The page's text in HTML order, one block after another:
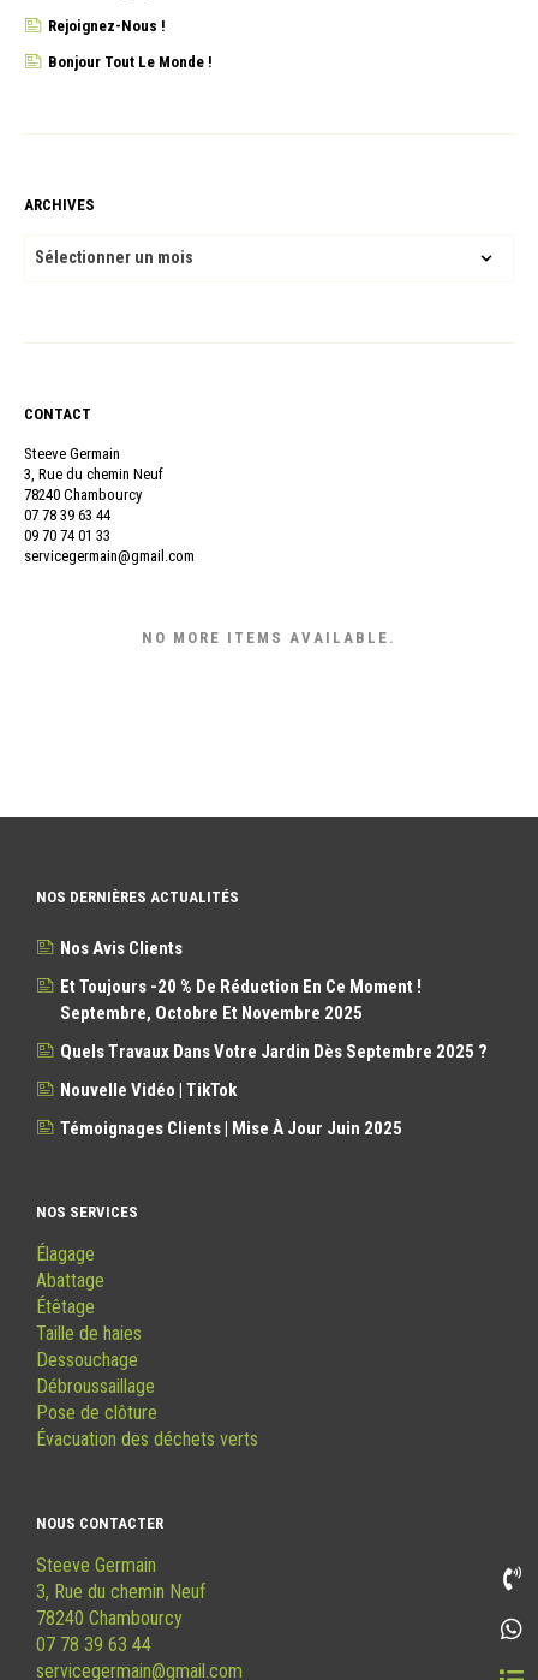
Rejoignez-Nous !
Bonjour Tout Le Monde !
ARCHIVES
ARCHIVES
CONTACT
Steeve Germain
3, Rue du chemin Neuf
78240 Chambourcy
07 78 39 63 44
09 70 74 01 33
servicegermain@gmail.com
NO MORE ITEMS AVAILABLE.
NOS DERNIÈRES ACTUALITÉS
Nos Avis Clients
Et Toujours -20 % De Réduction En Ce Moment !
Septembre, Octobre Et Novembre 2025
Quels Travaux Dans Votre Jardin Dès Septembre 2025 ?
Nouvelle Vidéo | TikTok
Témoignages Clients | Mise À Jour Juin 2025
NOS SERVICES
Élagage
Abattage
Étêtage
Taille de haies
Dessouchage
Débroussaillage
Pose de clôture
Évacuation des déchets verts
NOUS CONTACTER
Steeve Germain
3, Rue du chemin Neuf
78240 Chambourcy
07 78 39 63 44
servicegermain@gmail.com